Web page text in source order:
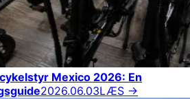
Mexico 2026: En
2026.06.03LÆS →